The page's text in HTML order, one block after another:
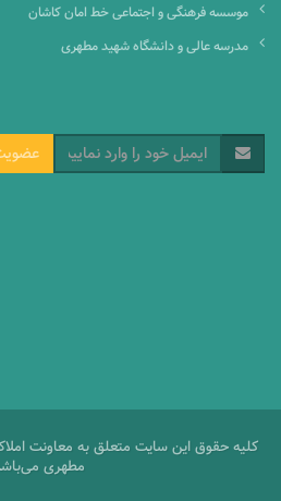
موسسه فرهنگی و اجتماعی خط امان کاشان
مدرسه عالی و دانشگاه شهید مطهری
کلیه حقوق این سایت متعلق به معاونت
مطهری